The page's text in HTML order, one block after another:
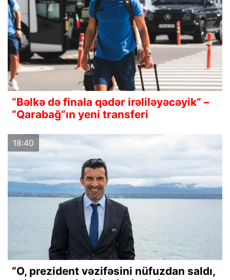
“Bəlkə də finala qədər irəliləyəcəyik” –
“Qarabağ”ın yeni transferi
18:40
“O, prezident vəzifəsini nüfuzdan saldı,